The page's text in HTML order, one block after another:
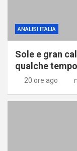
ANALISI ITALIA
Sole e gran
qualche
20 ore ago